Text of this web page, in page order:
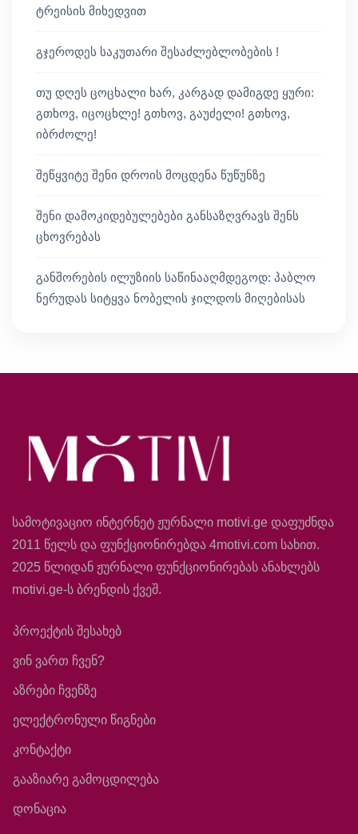
ტრეისის მიხედვით
გჯეროდეს საკუთარი შესაძლებლობების !
თუ დღეს ცოცხალი ხარ, კარგად დამიგდე ყური:
გთხოვ, იცოცხლე! გთხოვ, გაუძელი! გთხოვ,
იბრძოლე!
შეწყვიტე შენი დროის მოცდენა წუწუნზე
შენი დამოკიდებულებები განსაზღვრავს შენს
ცხოვრებას
განშორების ილუზიის საწინააღმდეგოდ: პაბლო
ნერუდას სიტყვა ნობელის ჯილდოს მიღებისას
სამოტივაციო ინტერნეტ ჟურნალი motivi.ge დაფუძნდა
2011 წელს და ფუნქციონირებდა 4motivi.com სახით.
2025 წლიდან ჟურნალი ფუნქციონირებას ანახლებს
motivi.ge-ს ბრენდის ქვეშ.
პროექტის შესახებ
ვინ ვართ ჩვენ?
აზრები ჩვენზე
ელექტრონული წიგნები
კონტაქტი
გააზიარე გამოცდილება
დონაცია